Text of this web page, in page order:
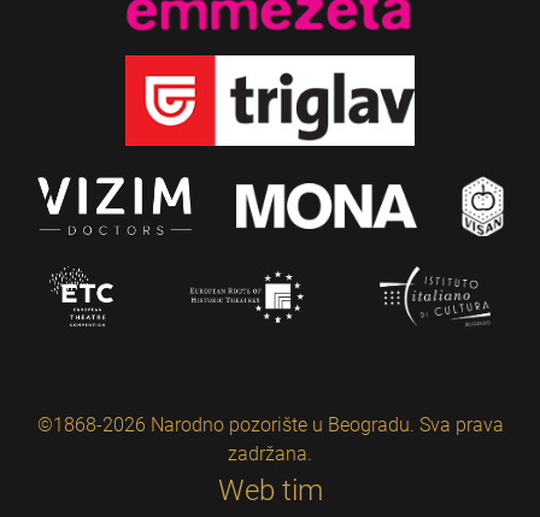
©1868-2026 Narodno pozorište u Beogradu. Sva prava
zadržana.
Web tim